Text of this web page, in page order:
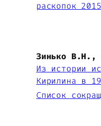
раскопок
Зинько В.Н.,
Из истории
Кирилина в
Список